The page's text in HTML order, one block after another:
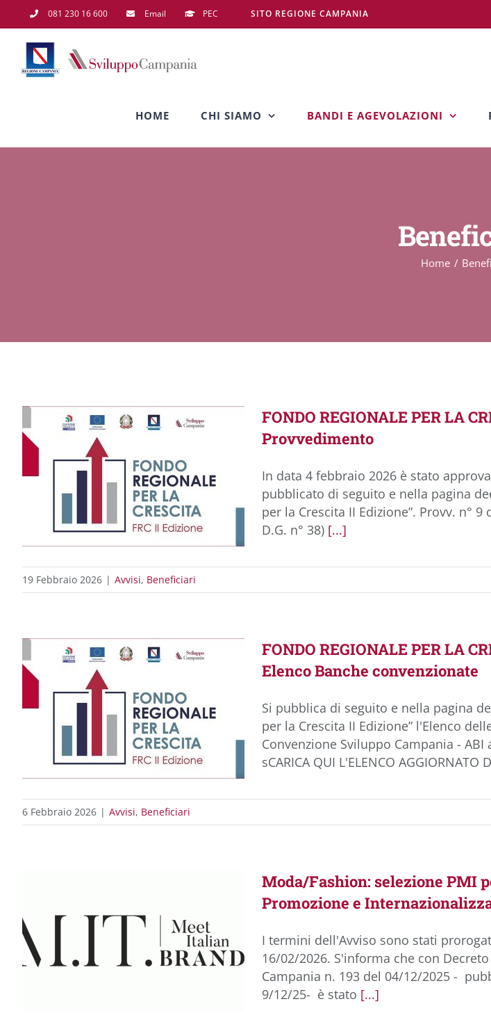
al
contenuto
081 230 16 600 Email PEC SITO REGIONE CAMPANIA
HOME CHI SIAMO BANDI E AGEVOLAZIONI
Home
FONDO REGIONALE PER LA
Provvedimento
In data 4 febbraio 2026 è stato
pubblicato di seguito e nella pagina
per la Crescita II Edizione”. Provv. n°
D.G. n° 38) [...]
19 Febbraio 2026 | Avvisi, Beneficiari
FONDO REGIONALE PER LA
Elenco Banche convenzionate
Si pubblica di seguito e nella pagina
per la Crescita II Edizione” l'Elenco
Convenzione Sviluppo Campania -
sCARICA QUI L'ELENCO AGGIORNATO
6 Febbraio 2026 | Avvisi, Beneficiari
Moda/Fashion: selezione PMI
Promozione e
I termini dell'Avviso sono stati
16/02/2026. S'informa che con
Campania n. 193 del 04/12/2025 -
9/12/25- è stato [...]